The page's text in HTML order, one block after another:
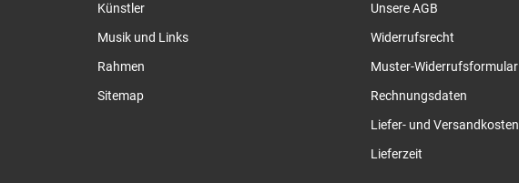
Künstler
Musik und Links
Rahmen
Sitemap
Unsere AGB
Widerrufsrecht
Muster-Widerrufsformular
Rechnungsdaten
Liefer- und Versandkosten
Lieferzeit